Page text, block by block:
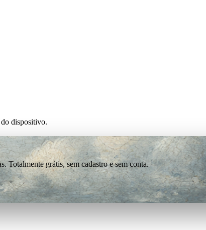
dispositivo.
Totalmente grátis, sem cadastro e sem conta.